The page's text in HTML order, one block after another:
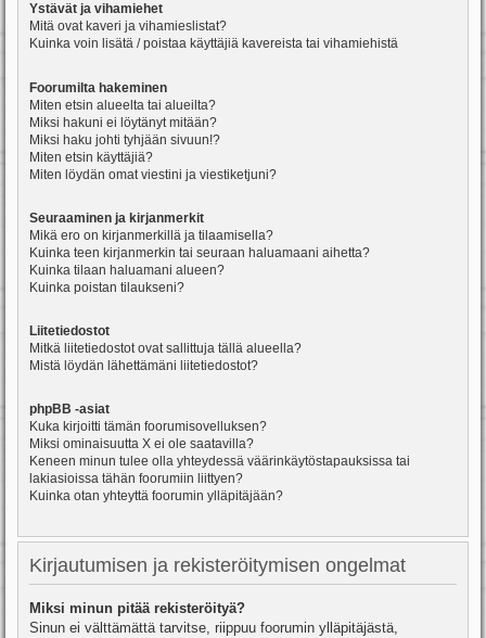
Ystävät ja vihamiehet
Mitä ovat kaveri ja vihamieslistat?
Kuinka voin lisätä / poistaa käyttäjiä kavereista tai vihamiehistä
Foorumilta hakeminen
Miten etsin alueelta tai alueilta?
Miksi hakuni ei löytänyt mitään?
Miksi haku johti tyhjään sivuun!?
Miten etsin käyttäjiä?
Miten löydän omat viestini ja viestiketjuni?
Seuraaminen ja kirjanmerkit
Mikä ero on kirjanmerkillä ja tilaamisella?
Kuinka teen kirjanmerkin tai seuraan haluamaani aihetta?
Kuinka tilaan haluamani alueen?
Kuinka poistan tilaukseni?
Liitetiedostot
Mitkä liitetiedostot ovat sallittuja tällä alueella?
Mistä löydän lähettämäni liitetiedostot?
phpBB -asiat
Kuka kirjoitti tämän foorumisovelluksen?
Miksi ominaisuutta X ei ole saatavilla?
Keneen minun tulee olla yhteydessä väärinkäytöstapauksissa tai
lakiasioissa tähän foorumiin liittyen?
Kuinka otan yhteyttä foorumin ylläpitäjään?
Kirjautumisen ja rekisteröitymisen ongelmat
Miksi minun pitää rekisteröityä?
Sinun ei välttämättä tarvitse, riippuu foorumin ylläpitäjästä,